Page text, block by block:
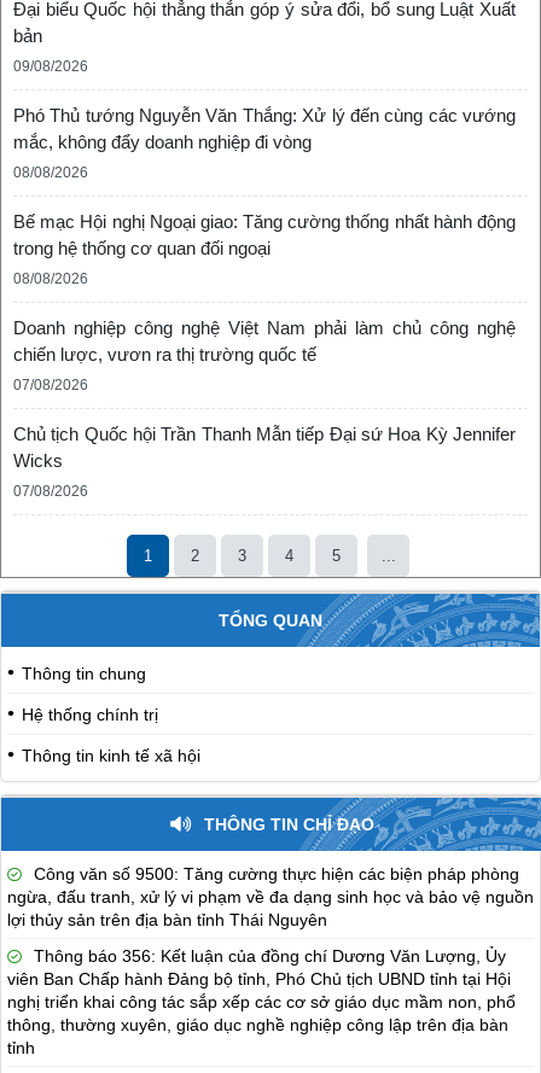
Đại biểu Quốc hội thẳng thắn góp ý sửa đổi, bổ sung Luật Xuất
bản
09/08/2026
Phó Thủ tướng Nguyễn Văn Thắng: Xử lý đến cùng các vướng
mắc, không đẩy doanh nghiệp đi vòng
08/08/2026
Bế mạc Hội nghị Ngoại giao: Tăng cường thống nhất hành động
trong hệ thống cơ quan đối ngoại
08/08/2026
Doanh nghiệp công nghệ Việt Nam phải làm chủ công nghệ
chiến lược, vươn ra thị trường quốc tế
07/08/2026
Chủ tịch Quốc hội Trần Thanh Mẫn tiếp Đại sứ Hoa Kỳ Jennifer
Wicks
07/08/2026
1 2 3 4 5 ...
TỔNG QUAN
Thông tin chung
Hệ thống chính trị
Thông tin kinh tế xã hội
THÔNG TIN CHỈ ĐẠO
Công văn số 9500: Tăng cường thực hiện các biện pháp phòng
ngừa, đấu tranh, xử lý vi phạm về đa dạng sinh học và bảo vệ nguồn
lợi thủy sản trên địa bàn tỉnh Thái Nguyên
Thông báo 356: Kết luận của đồng chí Dương Văn Lượng, Ủy
viên Ban Chấp hành Đảng bộ tỉnh, Phó Chủ tịch UBND tỉnh tại Hội
nghị triển khai công tác sắp xếp các cơ sở giáo dục mầm non, phổ
thông, thường xuyên, giáo dục nghề nghiệp công lập trên địa bàn
tỉnh